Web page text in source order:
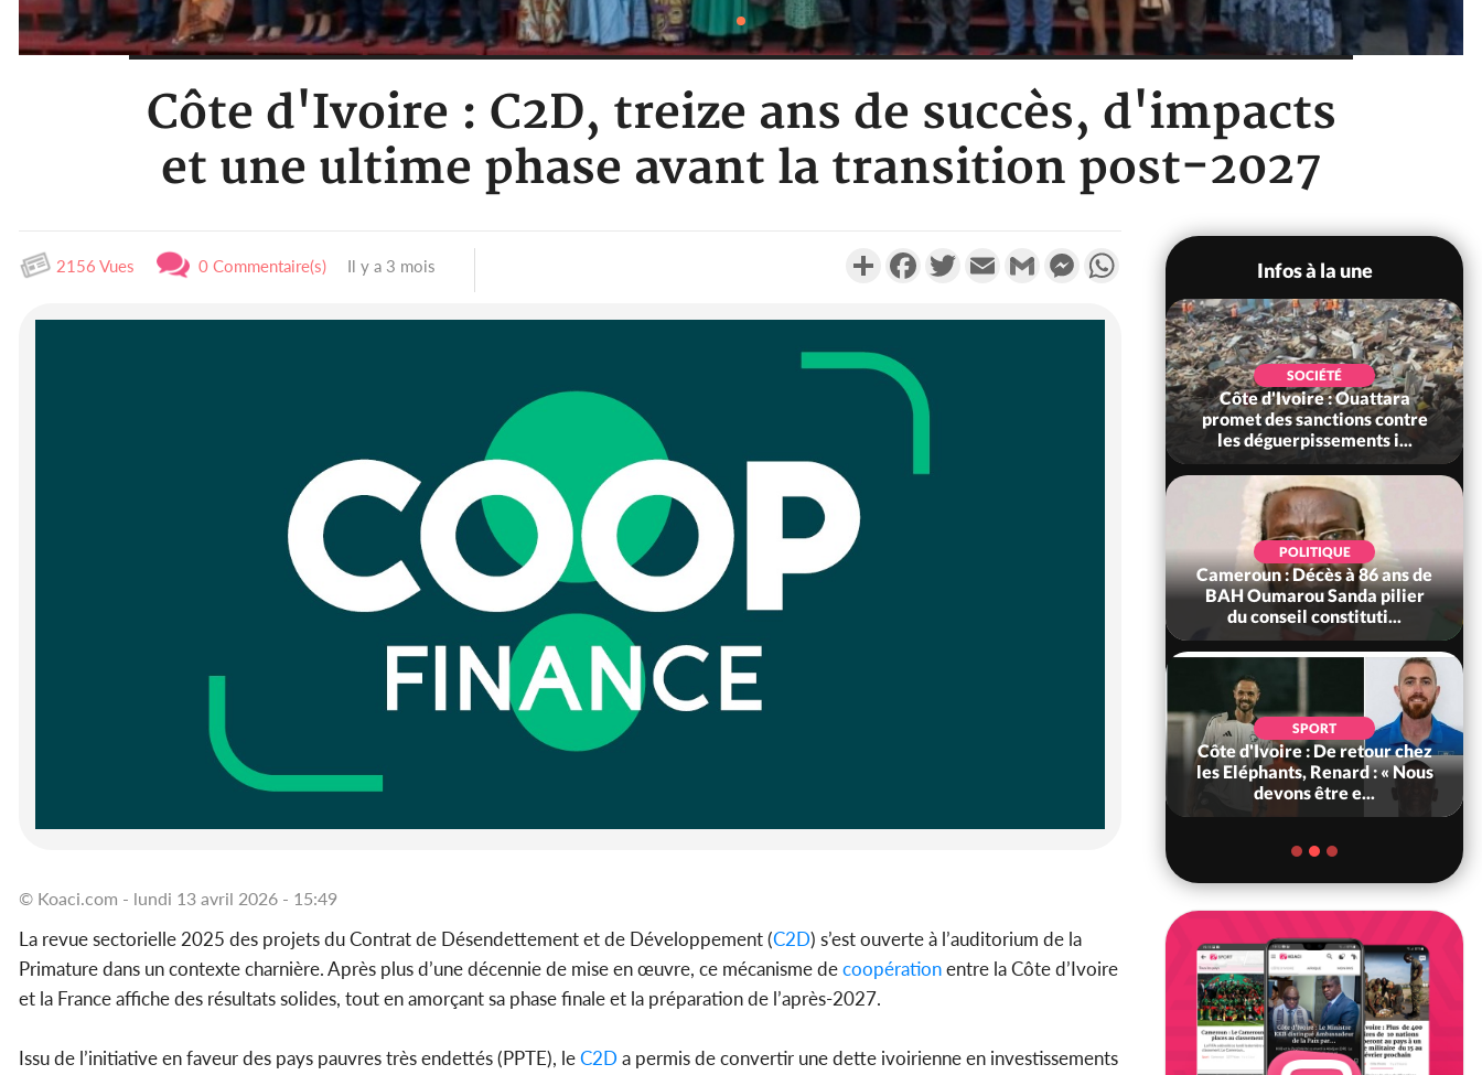
Côte d'Ivoire : C2D, treize ans de succès, d'impacts
et une ultime phase avant la transition post-2027
2156 Vues 0 Commentaire(s) Il y a 3 mois PartagerFacebookTwitterEmail Gmail MessengerWhatsApp
© Koaci.com - lundi 13 avril 2026 - 15:49
La revue sectorielle 2025 des projets du Contrat de Désendettement et de Développement (C2D) s’est ouverte à l’auditorium de la
Primature dans un contexte charnière. Après plus d’une décennie de mise en œuvre, ce mécanisme decoopérationentre la Côte d’Ivoire
et la France affiche des résultats solides, tout en amorçant sa phase finale et la préparation de l’après-2027.
Issu de l’initiative en faveur des pays pauvres très endettés (PPTE), leC2D a permis de convertir une dette ivoirienne en investissements
Infos à la une
Côte d'Ivoire : Après le pari
réussi du 66e anniversaire,
SOCIÉTÉ
Côte d'Ivoire : Ouattara
promet des sanctions contre
les déguerpissements i...
POLITIQUE
Cameroun : Décès à 86 ans de
BAH Oumarou Sanda pilier
du conseil constituti...
SPORT
Côte d'Ivoire : De retour chez
les Eléphants, Renard : « Nous
devons être e...